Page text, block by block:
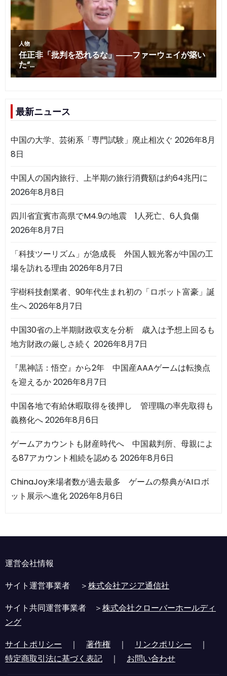
最新ニュース
中国の大学、芸術系「専門試験」廃止相次ぐ 2026年8月
8日
中国人の国内旅行、上半期の旅行消費額は約64兆円に
2026年8月8日
四川省宜賓市高県でM4.9の地震 1人死亡、6人負傷
2026年8月7日
「科技ツーリズム」が急成長 外国人観光客が中国の工
場を訪れる理由 2026年8月7日
宇樹科技創業者、90年代生まれ初の「ロボット富豪」誕
生へ2026年8月7日
中国30省の上半期財政収支を分析 歳入は予想上回るも
地方財政の厳しさ続く 2026年8月7日
『黒神話：悟空』から2年 中国産AAAゲームは転換点
を迎えるか2026年8月7日
中国各地で有給休暇取得を後押し 管理職の率先取得も
義務化へ2026年8月6日
ゲームアカウントも財産時代へ 中国裁判所、母親によ
る87アカウント相続を認める 2026年8月6日
ChinaJoy来場者数が過去最多 ゲームの祭典がAIロボ
ット展示へ進化2026年8月6日
運営会社情報
サイト運営事業者 ＞株式会社アジア通信社
サイト共同運営事業者 ＞株式会社クローバーホールディ
ング
サイトポリシー ｜ 著作権 ｜ リンクポリシー ｜
特定商取引法に基づく表記 ｜ お問い合わせ